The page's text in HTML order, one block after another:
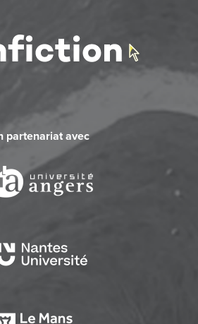
partenariat avec